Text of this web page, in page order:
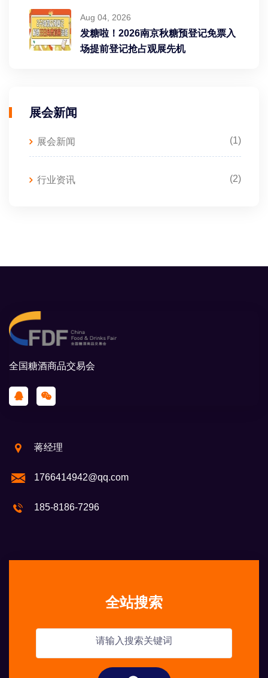
Aug 04, 2026
发糖啦！2026南京秋糖预登记免票入
场提前登记抢占观展先机
展会新闻
展会新闻 (1)
行业资讯 (2)
全国糖酒商品交易会
蒋经理
1766414942@qq.com
185-8186-7296
全站搜索